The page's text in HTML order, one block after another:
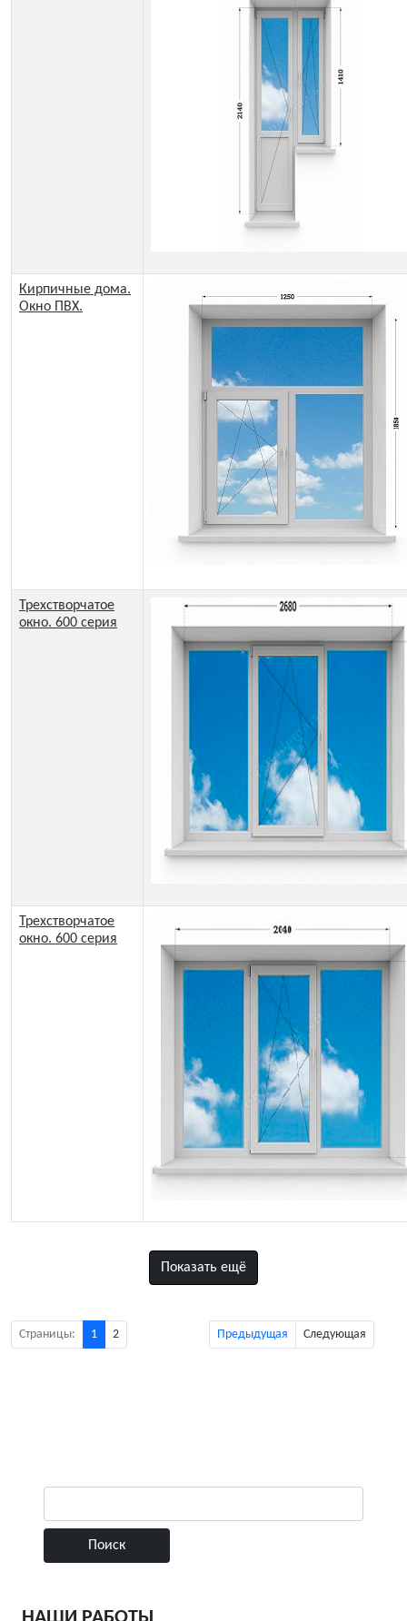
Кирпичные дома.
Окно ПВХ.
Трехстворчатое
окно. 600 серия
Трехстворчатое
окно. 600 серия
Показать ещё
Страницы: 1 2 Предыдущая Следующая